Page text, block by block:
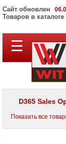
Сайт обновлен
Товаров в каталоге
ПОЛНЫЙ
КАТАЛОГ
Корпоративные
серверы
WIT
Системы
данных
☰
D365 Sales
Показать все